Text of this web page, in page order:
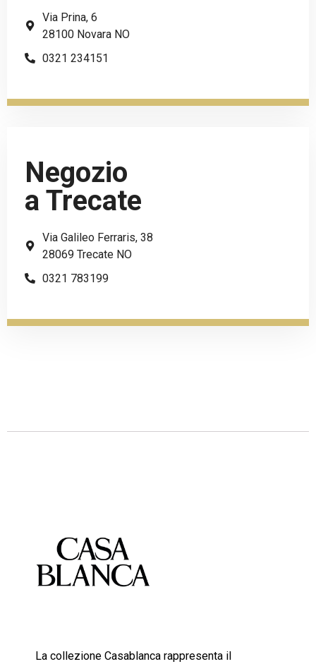
Via Prina, 6
28100 Novara NO
0321 234151
Negozio
a Trecate
Via Galileo Ferraris, 38
28069 Trecate NO
0321 783199
La collezione Casablanca rappresenta il